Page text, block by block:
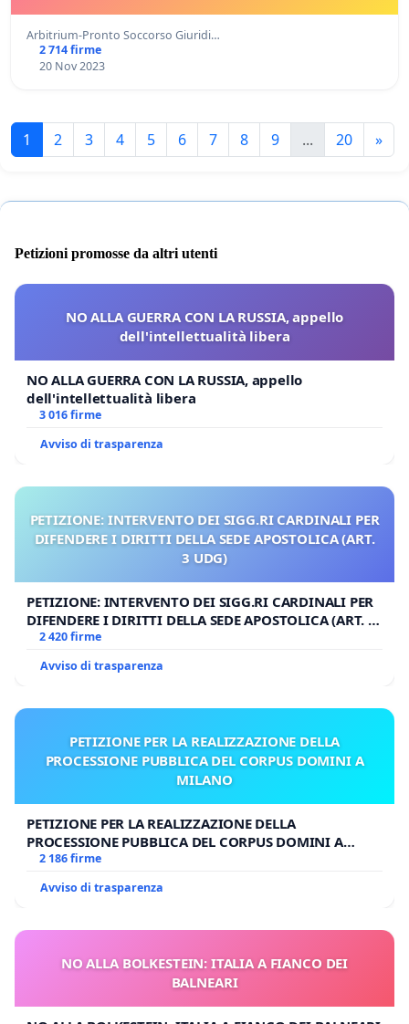
Arbitrium-Pronto Soccorso Giuridi…
2 714 firme
20 Nov 2023
1 2 3 4 5 6 7 8 9 ... 20 »
Petizioni promosse da altri utenti
NO ALLA GUERRA CON LA RUSSIA, appello
dell'intellettualità libera
NO ALLA GUERRA CON LA RUSSIA, appello
dell'intellettualità libera
3 016 firme
Avviso di trasparenza
PETIZIONE: INTERVENTO DEI SIGG.RI CARDINALI PER
DIFENDERE I DIRITTI DELLA SEDE APOSTOLICA (ART.
3 UDG)
PETIZIONE: INTERVENTO DEI SIGG.RI CARDINALI PER
DIFENDERE I DIRITTI DELLA SEDE APOSTOLICA (ART. 3
UDG)
2 420 firme
Avviso di trasparenza
PETIZIONE PER LA REALIZZAZIONE DELLA
PROCESSIONE PUBBLICA DEL CORPUS DOMINI A
MILANO
PETIZIONE PER LA REALIZZAZIONE DELLA
PROCESSIONE PUBBLICA DEL CORPUS DOMINI A
MILANO
2 186 firme
Avviso di trasparenza
NO ALLA BOLKESTEIN: ITALIA A FIANCO DEI
BALNEARI